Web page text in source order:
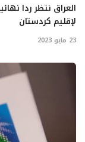
العراق نتظر ردا
لإقليم كردستان
23 مايو 2023